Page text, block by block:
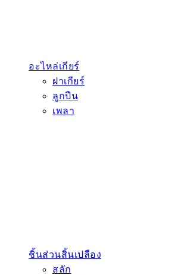
อะไหล่เกียร์
ฝาเกียร์
ลูกปืน
เพลา
ชิ้นส่วนสิ้นเปลือง
สลัก